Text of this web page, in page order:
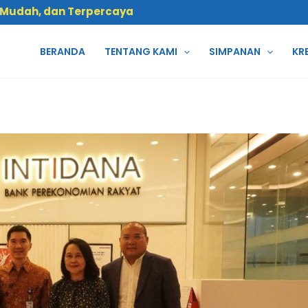
dan Terpercaya
BERANDA TENTANG KAMI SIMPANAN